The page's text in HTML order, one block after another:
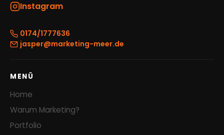
Instagram
0174/1777636
jasper@marketing-meer.de
MENÜ
Home
Warum Marketing?
Portfolio